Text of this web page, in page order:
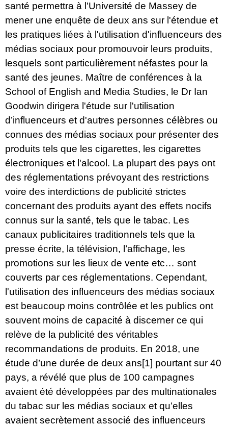
santé permettra à l'Université de Massey de
mener une enquête de deux ans sur l'étendue et
les pratiques liées à l'utilisation d'influenceurs des
médias sociaux pour promouvoir leurs produits,
lesquels sont particulièrement néfastes pour la
santé des jeunes. Maître de conférences à la
School of English and Media Studies, le Dr Ian
Goodwin dirigera l'étude sur l'utilisation
d’influenceurs et d'autres personnes célèbres ou
connues des médias sociaux pour présenter des
produits tels que les cigarettes, les cigarettes
électroniques et l'alcool. La plupart des pays ont
des réglementations prévoyant des restrictions
voire des interdictions de publicité strictes
concernant des produits ayant des effets nocifs
connus sur la santé, tels que le tabac. Les
canaux publicitaires traditionnels tels que la
presse écrite, la télévision, l’affichage, les
promotions sur les lieux de vente etc… sont
couverts par ces réglementations. Cependant,
l'utilisation des influenceurs des médias sociaux
est beaucoup moins contrôlée et les publics ont
souvent moins de capacité à discerner ce qui
relève de la publicité des véritables
recommandations de produits. En 2018, une
étude d’une durée de deux ans[1] pourtant sur 40
pays, a révélé que plus de 100 campagnes
avaient été développées par des multinationales
du tabac sur les médias sociaux et qu’elles
avaient secrètement associé des influenceurs